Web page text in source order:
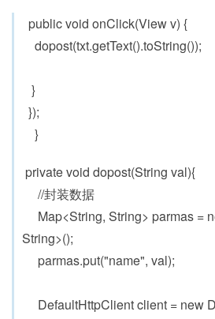
public void onClick(View v) {
dopost(txt.getText().toString());
}
});
}
private void dopost(String val){
//封装数据
Map<String, String> parmas =
String>();
parmas.put("name", val);
DefaultHttpClient client = new